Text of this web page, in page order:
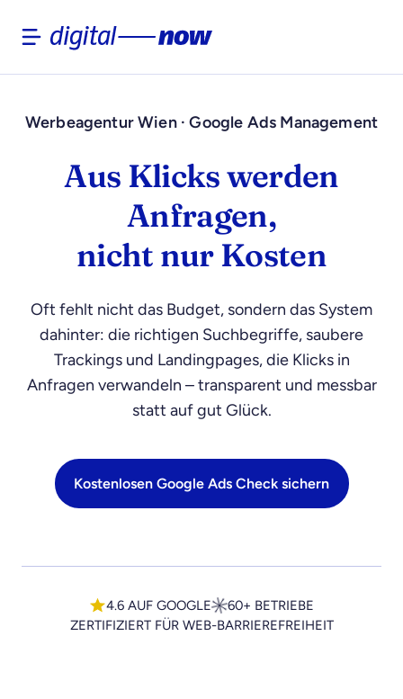
Werbeagentur Wien · Google Ads Management
Aus Klicks werden
Anfragen,
nicht nur Kosten
Oft fehlt nicht das Budget, sondern das System
dahinter: die richtigen Suchbegriffe, saubere
Trackings und Landingpages, die Klicks in
Anfragen verwandeln – transparent und messbar
statt auf gut Glück.
Kostenlosen Google Ads Check sichern
4.6 AUF GOOGLE
60+ BETRIEBE
ZERTIFIZIERT FÜR WEB-BARRIEREFREIHEIT